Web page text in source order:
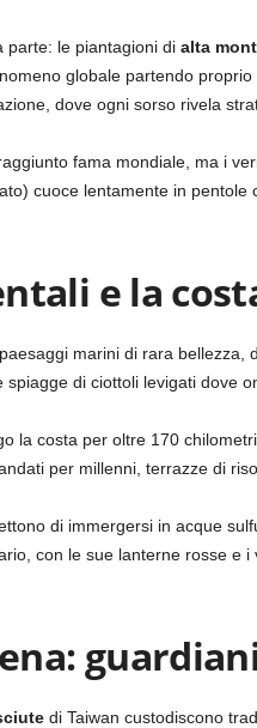
parte: le piantagioni di alta
globale partendo
dove ogni sorso rivela
fama mondiale, ma i
cuoce lentamente in
e la
marini di rara bellezza,
di ciottoli levigati dove
la costa per oltre 170
per millenni, terrazze di
di immergersi in acque
con le sue lanterne rosse e i
di Taiwan custodiscono